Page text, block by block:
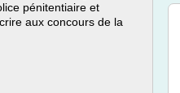
pénitentiaire et
aux concours de la